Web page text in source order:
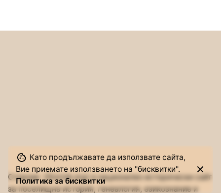
Сторник (Stornik.org) е национален исторически сайт
за поселищна история, генеалогия, езикознание и
Като продължавате да използвате сайта,
Вие приемате използването на "бисквитки".
Политика за бисквитки